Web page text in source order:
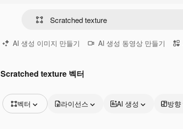
AI 생성 이미지 만들기 AI 생성 동영상 만들기
Scratched texture 벡터
벡터 라이선스 AI 생성 방향